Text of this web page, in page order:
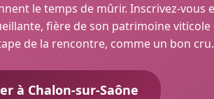
le temps de mûrir. Inscrivez-vous
fière de son patrimoine viticole
de la rencontre, comme un bon cru.
à Chalon-sur-Saône